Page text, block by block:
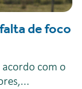
de foco
acordo com o